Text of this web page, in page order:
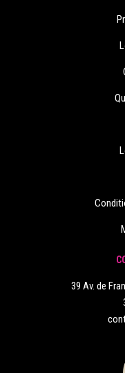
39 Av. de